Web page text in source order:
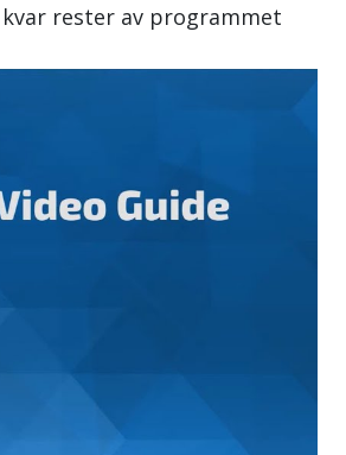
rester av programmet